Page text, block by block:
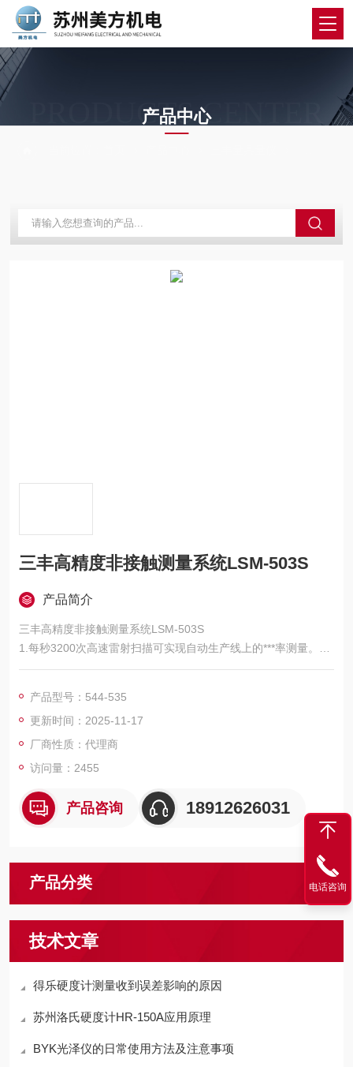
PRODUCTS CENTER
产品中心
三丰高精度非接触测量系统LSM-503S
产品简介
三丰高精度非接触测量系统LSM-503S
1.每秒3200次高速雷射扫描可实现自动生产线上的***率测量。
2.测量单位的安装型结构可实现各种测量。
产品型号：544-535
更新时间：2025-11-17
厂商性质：代理商
访问量：2455
产品咨询 18912626031
产品分类
技术文章
得乐硬度计测量收到误差影响的原因
苏州洛氏硬度计HR-150A应用原理
BYK光泽仪的日常使用方法及注意事项
电话咨询